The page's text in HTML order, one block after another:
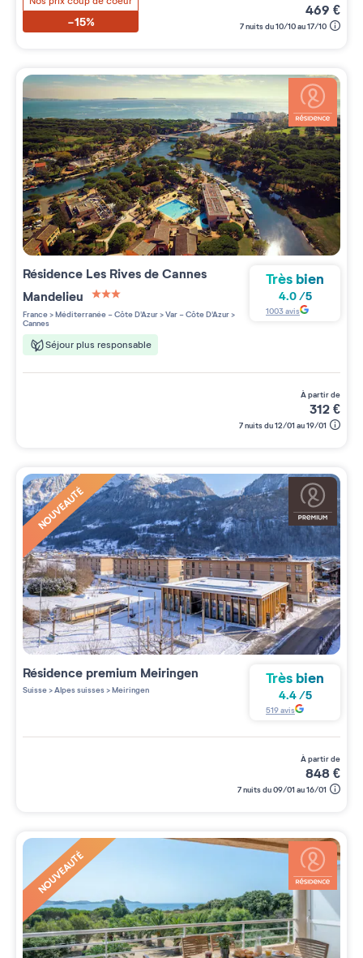
-15%
469 €
7 nuits du 10/10 au 17/10
Résidence Les Rives de Cannes
Mandelieu
3 étoiles sur 5
France>Méditerranée - Côte D'Azur>Var - Côte D'Azur>
Cannes
Séjour plus responsable
Très bien
4.0/5
1003avis
à partir de
312€
7 nuits du 12/01 au 19/01
NOUVEAUTÉ
Résidence premium Meiringen
Suisse>Alpes suisses>Meiringen
Très bien
4.4 /5
519avis
à partir de
848€
7 nuits du 09/01 au 16/01
NOUVEAUTÉ